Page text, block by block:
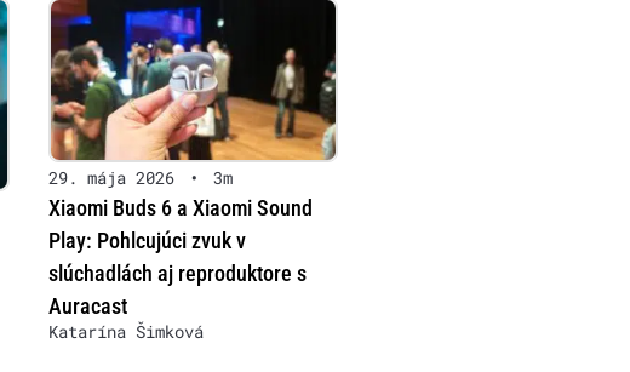
29. mája 2026 • 3m
Xiaomi Buds 6 a Xiaomi Sound
Play: Pohlcujúci zvuk v
slúchadlách aj reproduktore s
Auracast
Katarína Šimková